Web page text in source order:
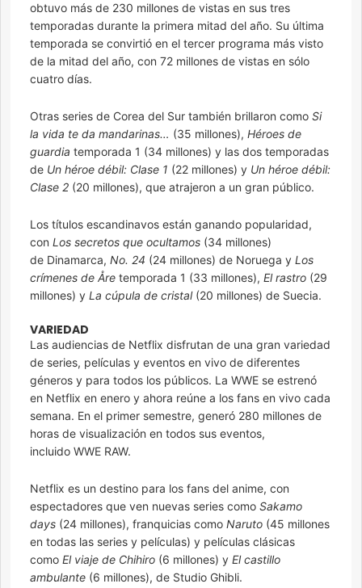
obtuvo más de 230 millones de vistas en sus tres
temporadas durante la primera mitad del año. Su última
temporada se convirtió en el tercer programa más visto
de la mitad del año, con 72 millones de vistas en sólo
cuatro días.
Otras series de Corea del Sur también brillaron como Si
la vida te da mandarinas… (35 millones), Héroes de
guardia temporada 1 (34 millones) y las dos temporadas
de Un héroe débil: Clase 1 (22 millones) y Un héroe débil:
Clase 2 (20 millones), que atrajeron a un gran público.
Los títulos escandinavos están ganando popularidad,
con Los secretos que ocultamos (34 millones)
de Dinamarca, No. 24 (24 millones) de Noruega y Los
crímenes de Åre temporada 1 (33 millones), El rastro (29
millones) y La cúpula de cristal(20 millones) de Suecia.
VARIEDAD
Las audiencias de Netflix disfrutan de una gran variedad
de series, películas y eventos en vivo de diferentes
géneros y para todos los públicos. La WWE se estrenó
en Netflix en enero y ahora reúne a los fans en vivo cada
semana. En el primer semestre, generó 280 millones de
horas de visualización en todos sus eventos,
incluido WWE RAW.
Netflix es un destino para los fans del anime, con
espectadores que ven nuevas series como Sakamo
days (24 millones), franquicias como Naruto (45 millones
en todas las series y películas) y películas clásicas
como El viaje de Chihiro (6 millones) y El castillo
ambulante (6 millones), de Studio Ghibli.